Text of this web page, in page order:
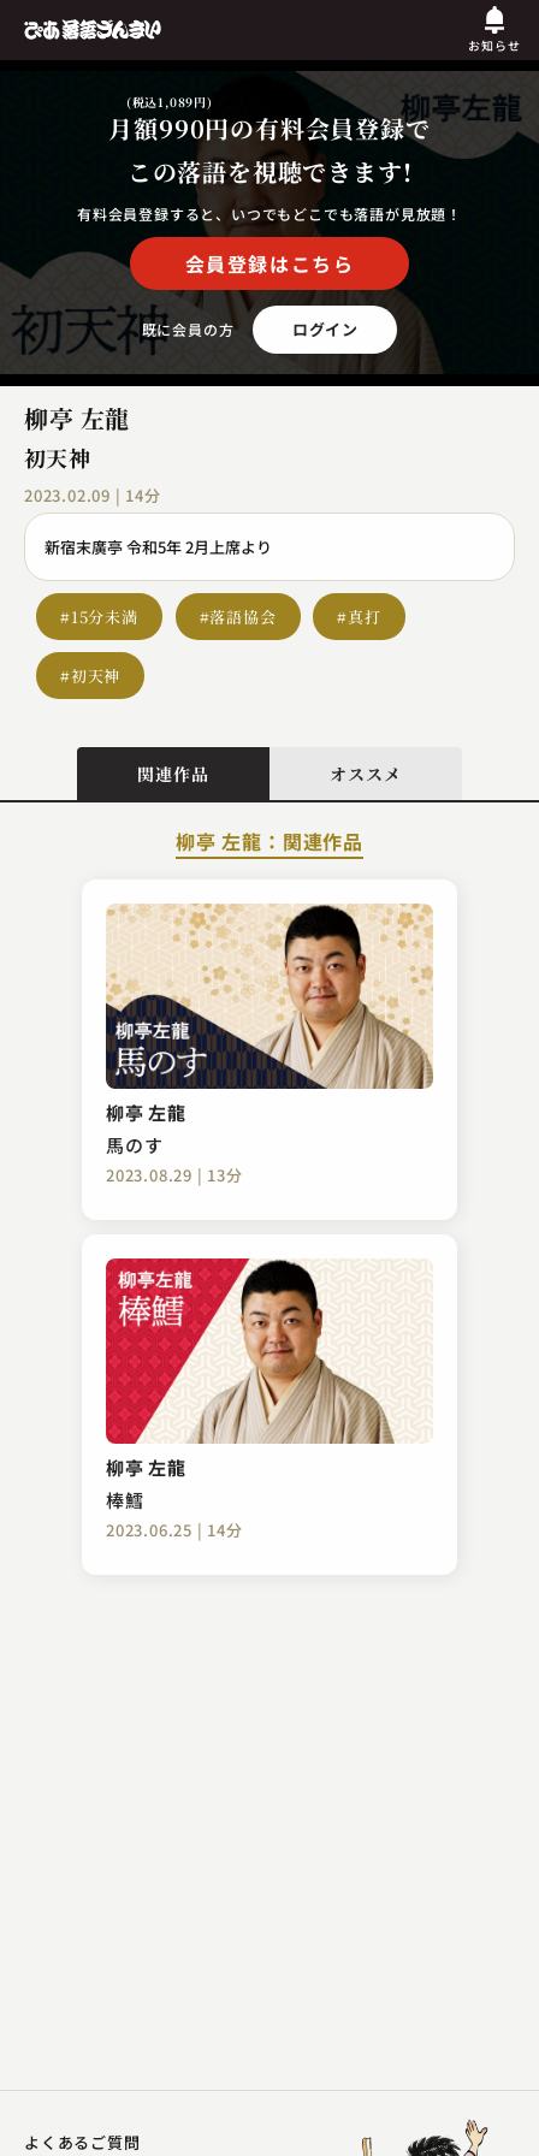
お知らせ
月額990円
(税込1,089円)
の有料会員登録で
この落語を視聴できます!
有料会員登録すると、いつでもどこでも落語が見放題！
会員登録はこちら
既に会員の方 ログイン
柳亭 左龍
初天神
2023.02.09 | 14分
新宿末廣亭 令和5年 2月上席より
#15分未満 #落語協会 #真打
#初天神
関連作品 オススメ
柳亭 左龍：関連作品
柳亭 左龍
馬のす
2023.08.29 | 13分
柳亭 左龍
棒鱈
2023.06.25 | 14分
古今亭 菊太楼
紙入れ
2023.10.30 | 12分
宝井 琴調
清水次郎長伝 小政の生い立ち
2023.08.21 | 13分
よくあるご質問